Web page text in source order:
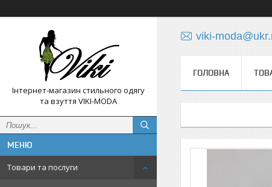
Інтернет-магазин стильного одягу
та взуття VIKI-MODA
Товари та послуги
viki-
ГОЛОВНА